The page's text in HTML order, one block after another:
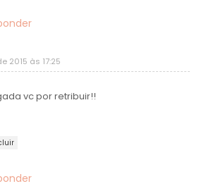
2015 às 17:25
vc por retribuir!!